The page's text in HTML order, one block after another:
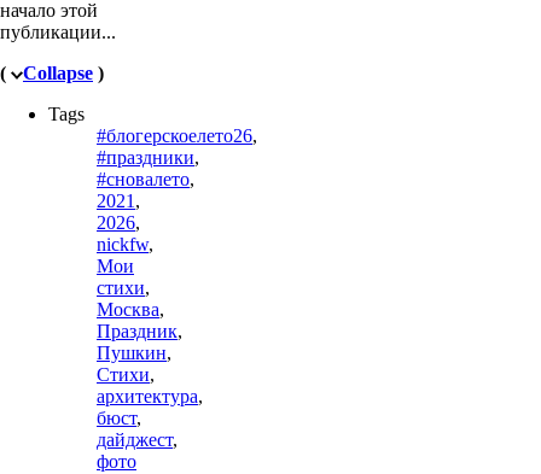
начало этой
публикации...
(
Collapse )
Tags
#блогерскоелето26,
#праздники,
#сновалето,
2021 ,
2026,
nickfw,
Мои
стихи,
Москва,
Праздник,
Пушкин,
Стихи,
архитектура,
бюст,
дайджест,
фото